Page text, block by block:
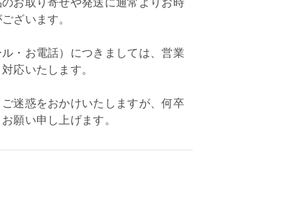
お取り寄せや発送に通常よりお時
ざいます。
・お電話）につきましては、営業
応いたします。
迷惑をおかけいたしますが、何卒
願い申し上げます。